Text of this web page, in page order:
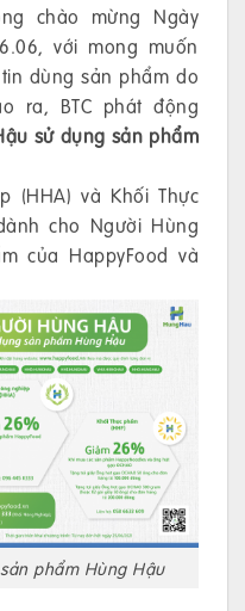
chào mừng Ngày
với mong muốn
dùng sản phẩm do
ra, BTC phát động
sử dụng sản phẩm
(HHA) và Khối Thực
cho Người Hùng
của HappyFood và
phẩm Hùng Hậu